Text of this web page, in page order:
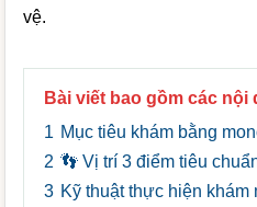
vệ.
Bài viết bao gồm các nội
1 Mục tiêu khám bằng
2 👣 Vị trí 3 điểm tiêu
3 Kỹ thuật thực hiện khám